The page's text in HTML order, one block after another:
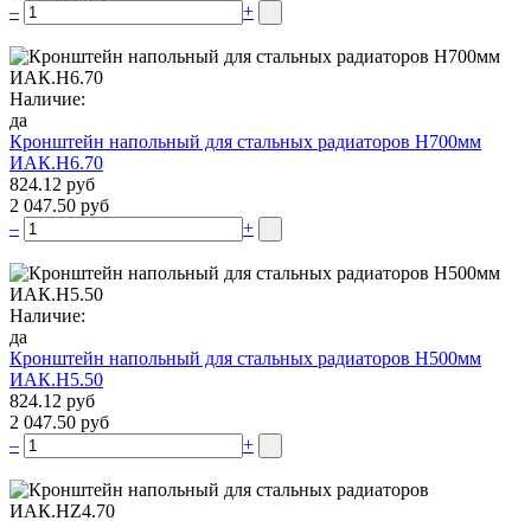
–
+
Наличие:
да
Кронштейн напольный для стальных радиаторов Н700мм
ИАК.Н6.70
824.12 руб
2 047.50 руб
–
+
Наличие:
да
Кронштейн напольный для стальных радиаторов Н500мм
ИАК.Н5.50
824.12 руб
2 047.50 руб
–
+